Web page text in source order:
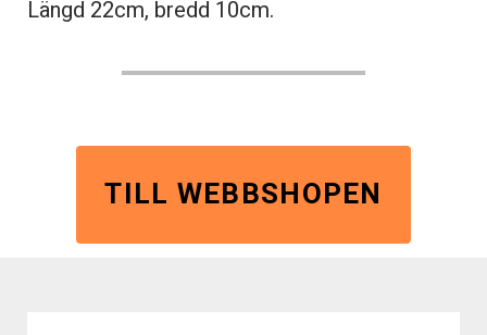
Längd 22cm, bredd 10cm.
TILL WEBBSHOPEN